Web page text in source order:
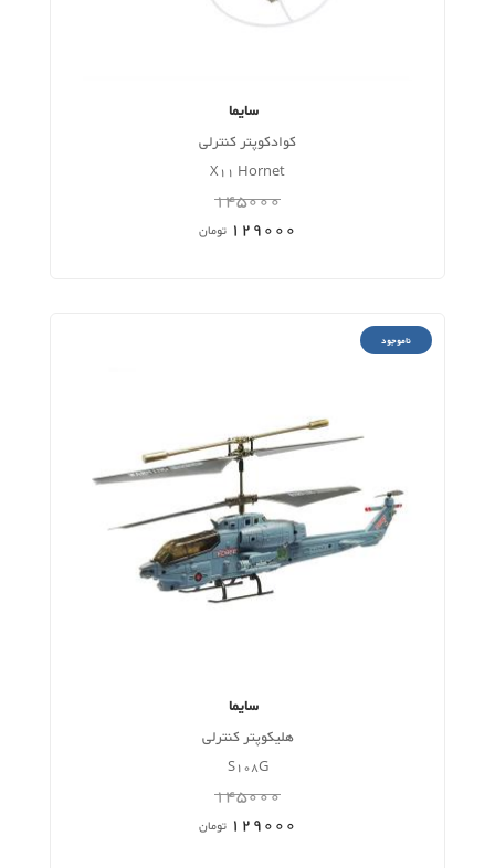
سایما
کوادکوپتر کنترلی
X11 Hornet
145000
129000 تومان
ناموجود
سایما
هلیکوپتر کنترلی
S108G
145000
129000 تومان